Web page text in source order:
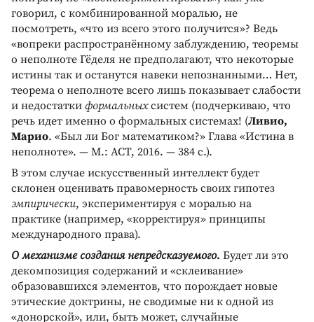
говорил, с комбинированной моралью, не
посмотреть, «что из всего этого получится»? Ведь
«вопреки распространённому заблуждению, теоремы
о неполноте Гёделя не предполагают, что некоторые
истины так и останутся навеки непознанными… Нет,
теорема о неполноте всего лишь показывает слабости
и недостатки формальныхсистем (подчеркиваю, что
речь идет именно о формальных системах! (Ливио,
Марио. «Был ли Бог математиком?» Глава «Истина в
неполноте». — М.: АСТ, 2016. — 384 с.).
В этом случае искусственный интеллект будет
склонен оценивать правомерность своих гипотез
эмпирически, экспериментируя с моралью на
практике (например, «корректируя» принципы
международного права).
О механизме создания непредсказуемого. Будет ли это
декомпозиция содержаний и «склеивание»
образовавшихся элементов, что порождает новые
этические доктрины, не сводимые ни к одной из
«донорской», или, быть может, случайные